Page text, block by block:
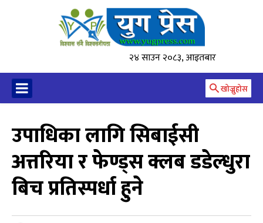
२४ साउन २०८३, आइतबार
खोज्नुहोस
उपाधिका लागि सिबाईसी
अत्तरिया र फेण्ड्स क्लब डडेल्धुरा
बिच प्रतिस्पर्धा हुने